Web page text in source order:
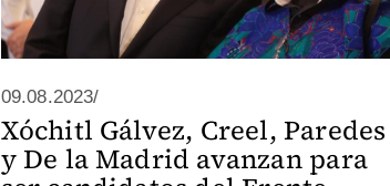
09.08.2023/
Xóchitl Gálvez, Creel, Paredes
y De la Madrid avanzan para